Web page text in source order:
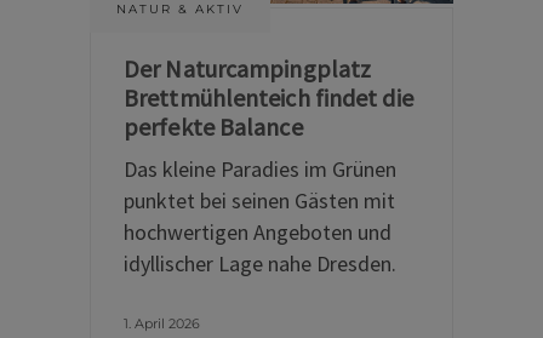
NATUR & AKTIV
Der Naturcampingplatz
Brettmühlenteich findet die
perfekte Balance
Das kleine Paradies im Grünen
punktet bei seinen Gästen mit
hochwertigen Angeboten und
idyllischer Lage nahe Dresden.
1. April 2026